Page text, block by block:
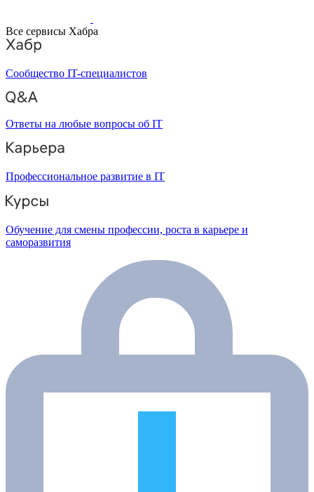
Все сервисы Хабра
Сообщество IT-специалистов
Ответы на любые вопросы об IT
Профессиональное развитие в IT
Обучение для смены профессии, роста в карьере и
саморазвития